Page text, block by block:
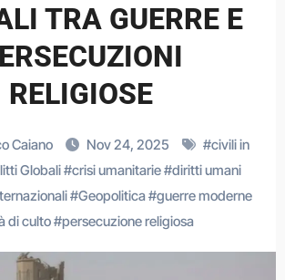
TRA GUERRE E
RELIGIOSE
Caiano Nov 24, 2025 #civili in
Globali#crisi umanitarie#diritti umani
#Geopolitica#guerre moderne
di culto#persecuzione religiosa